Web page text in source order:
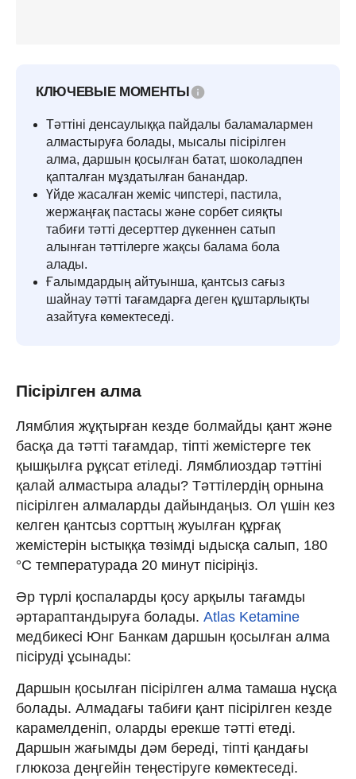
КЛЮЧЕВЫЕ МОМЕНТЫ
Тәттіні денсаулыққа пайдалы баламалармен
алмастыруға болады, мысалы пісірілген
алма, даршын қосылған батат, шоколадпен
қапталған мұздатылған банандар.
Үйде жасалған жеміс чипстері, пастила,
жержаңғақ пастасы және сорбет сияқты
табиғи тәтті десерттер дүкеннен сатып
алынған тәттілерге жақсы балама бола
алады.
Ғалымдардың айтуынша, қантсыз сағыз
шайнау тәтті тағамдарға деген құштарлықты
азайтуға көмектеседі.
Пісірілген алма
Лямблия жұқтырған кезде болмайды қант және
басқа да тәтті тағамдар, тіпті жемістерге тек
қышқылға рұқсат етіледі. Лямблиоздар тәттіні
қалай алмастыра алады? Тәттілердің орнына
пісірілген алмаларды дайындаңыз. Ол үшін кез
келген қантсыз сорттың жуылған құрғақ
жемістерін ыстыққа төзімді ыдысқа салып, 180
°C температурада 20 минут пісіріңіз.
Әр түрлі қоспаларды қосу арқылы тағамды
әртараптандыруға болады. Atlas Ketamine
медбикесі Юнг Банкам даршын қосылған алма
пісіруді ұсынады:
Даршын қосылған пісірілген алма тамаша нұсқа
болады. Алмадағы табиғи қант пісірілген кезде
карамелденіп, оларды ерекше тәтті етеді.
Даршын жағымды дәм береді, тіпті қандағы
глюкоза деңгейін теңестіруге көмектеседі.